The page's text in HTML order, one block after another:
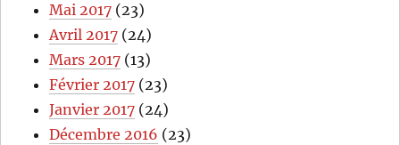
Mai 2017 (23)
Avril 2017 (24)
Mars 2017 (13)
Février 2017 (23)
Janvier 2017 (24)
Décembre 2016 (23)